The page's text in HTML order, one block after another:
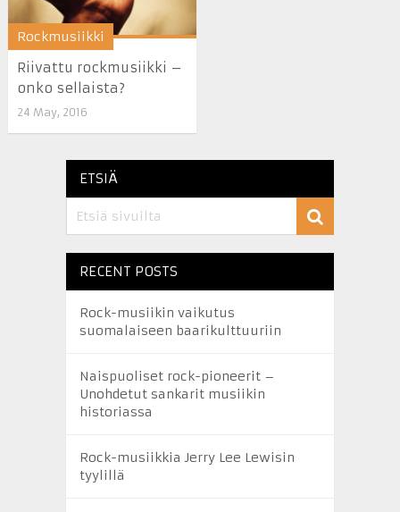
Rockmusiikki
Riivattu rockmusiikki –
onko sellaista?
24 May, 2016
ETSIÄ
RECENT POSTS
Rock-musiikin vaikutus
suomalaiseen baarikulttuuriin
Naispuoliset rock-pioneerit –
Unohdetut sankarit musiikin
historiassa
Rock-musiikkia Jerry Lee Lewisin
tyylillä